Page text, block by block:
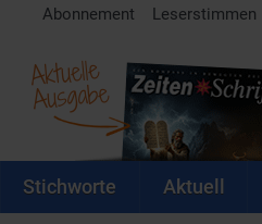
Abonnement Leserstimmen
Aktuelle
Ausgabe
Stichworte Aktuell